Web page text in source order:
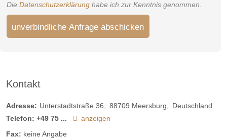
Die Datenschutzerklärung habe ich zur Kenntnis genommen.
unverbindliche Anfrage abschicken
Kontakt
Adresse: Unterstadtstraße 36 88709 Meersburg
Deutschland
Telefon: +49 75 ...
anzeigen
Fax: keine Angabe